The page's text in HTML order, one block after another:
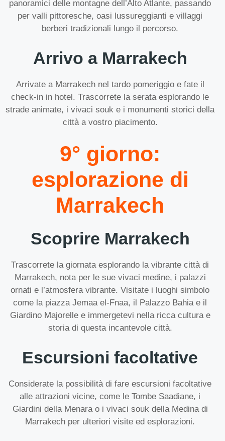
panoramici delle montagne dell’Alto Atlante, passando
per valli pittoresche, oasi lussureggianti e villaggi
berberi tradizionali lungo il percorso.
Arrivo a Marrakech
Arrivate a Marrakech nel tardo pomeriggio e fate il
check-in in hotel. Trascorrete la serata esplorando le
strade animate, i vivaci souk e i monumenti storici della
città a vostro piacimento.
9° giorno:
esplorazione di
Marrakech
Scoprire Marrakech
Trascorrete la giornata esplorando la vibrante città di
Marrakech, nota per le sue vivaci medine, i palazzi
ornati e l’atmosfera vibrante. Visitate i luoghi simbolo
come la piazza Jemaa el-Fnaa, il Palazzo Bahia e il
Giardino Majorelle e immergetevi nella ricca cultura e
storia di questa incantevole città.
Escursioni facoltative
Considerate la possibilità di fare escursioni facoltative
alle attrazioni vicine, come le Tombe Saadiane, i
Giardini della Menara o i vivaci souk della Medina di
Marrakech per ulteriori visite ed esplorazioni.